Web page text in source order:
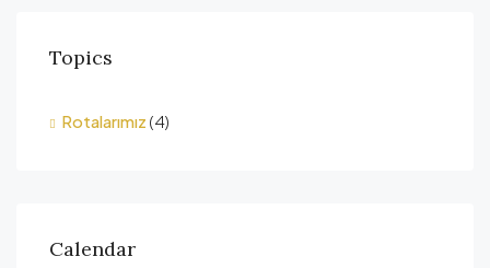
Topics
Rotalarımız (4)
Calendar